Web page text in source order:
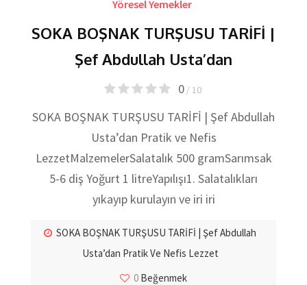
Yöresel Yemekler
SOKA BOŞNAK TURŞUSU TARİFİ |
Şef Abdullah Usta’dan
0/ 10
SOKA BOŞNAK TURŞUSU TARİFİ | Şef Abdullah
Usta’dan Pratik ve Nefis
LezzetMalzemelerSalatalık 500 gramSarımsak
5-6 diş Yoğurt 1 litreYapılışı1. Salatalıkları
yıkayıp kurulayın ve iri iri
SOKA BOŞNAK TURŞUSU TARİFİ | Şef Abdullah
Usta’dan Pratik Ve Nefis Lezzet
0 Beğenmek